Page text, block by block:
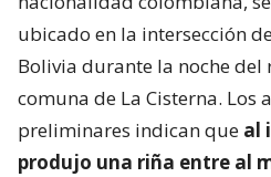
ubicado en la intersección
Bolivia durante la noche del
comuna de La Cisterna. Los
preliminares indican que al
produjo una riña entre al